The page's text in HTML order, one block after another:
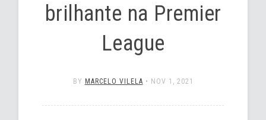
brilhante na Premier
League
BY MARCELO VILELA • NOV 1, 2021